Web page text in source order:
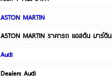
ASTON MARTIN
ASTON MARTIN ราคารถ แอสตัน มาร์ติน
Audi
Dealers Audi